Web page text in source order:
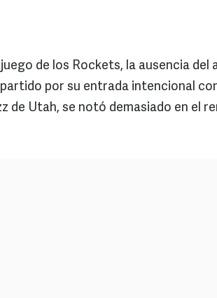
de los Rockets, la ausencia del
por su entrada intencional
de Utah, se notó demasiado en el